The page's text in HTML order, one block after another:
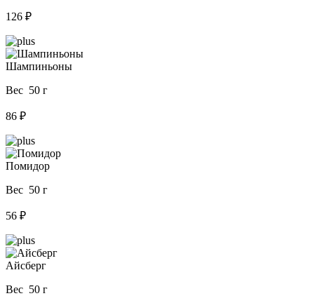
126 ₽
Шампиньоны
Вес 50 г
86 ₽
Помидор
Вес 50 г
56 ₽
Айсберг
Вес 50 г